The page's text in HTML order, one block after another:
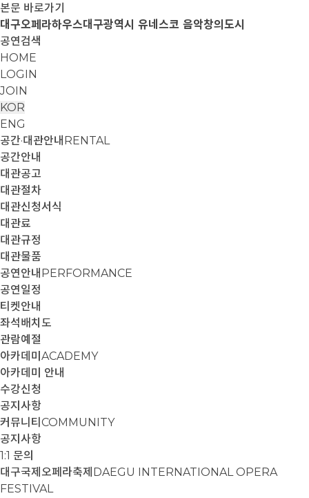
본문 바로가기
대구오페라하우스대구광역시 유네스코 음악창의도시
공연검색
HOME
LOGIN
JOIN
KOR
ENG
공간·대관안내 RENTAL
공간안내
대관공고
대관절차
대관신청서식
대관료
대관규정
대관물품
공연안내 PERFORMANCE
공연일정
티켓안내
좌석배치도
관람예절
아카데미 ACADEMY
아카데미 안내
수강신청
공지사항
커뮤니티 COMMUNITY
공지사항
1:1 문의
대구국제오페라축제 DAEGU INTERNATIONAL OPERA
FESTIVAL